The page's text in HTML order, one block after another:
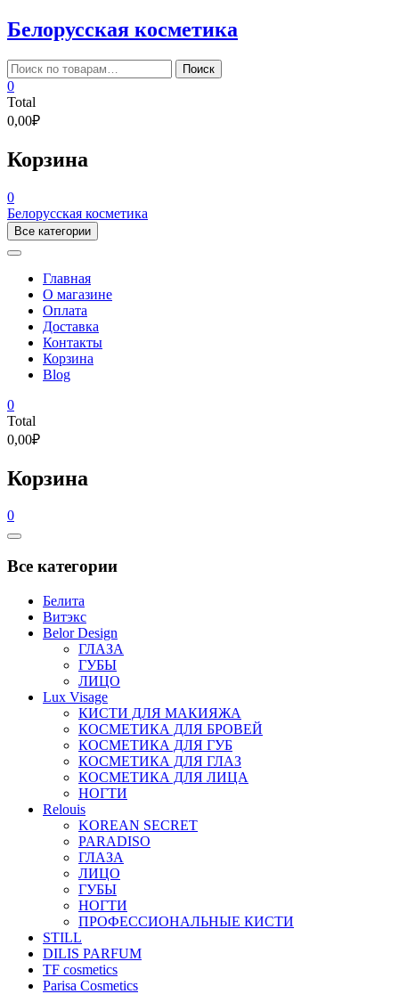
Skip
to
content
Белорусская косметика
Искать: Поиск
0
Total
0,00₽
Корзина
0
Белорусская косметика
Все категории
Главная
О магазине
Оплата
Доставка
Контакты
Корзина
Blog
0
Total
0,00₽
Корзина
0
Catalog
Все категории
Белита
Витэкс
Belor Design
ГЛАЗА
ГУБЫ
ЛИЦО
Lux Visage
КИСТИ ДЛЯ МАКИЯЖА
КОСМЕТИКА ДЛЯ БРОВЕЙ
КОСМЕТИКА ДЛЯ ГУБ
КОСМЕТИКА ДЛЯ ГЛАЗ
КОСМЕТИКА ДЛЯ ЛИЦА
НОГТИ
Relouis
KOREAN SECRET
PARADISO
ГЛАЗА
ЛИЦО
ГУБЫ
НОГТИ
ПРОФЕССИОНАЛЬНЫЕ КИСТИ
STILL
DILIS PARFUM
TF cosmetics
Parisa Cosmetics